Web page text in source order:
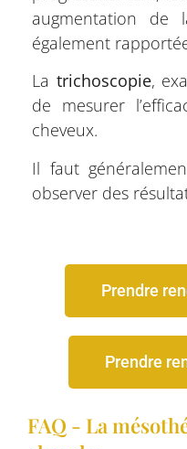
augmentation de
également
La trichoscopie,
de mesurer
cheveux.
Il faut
observer des
Prendre
Prendre
FAQ - La